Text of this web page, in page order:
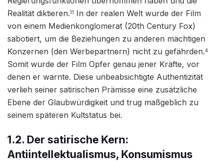
Realität diktieren.11
In der realen Welt wurde der Film
von einem Medienkonglomerat (20th Century Fox)
sabotiert, um die Beziehungen zu anderen mächtigen
Konzernen (den Werbepartnern) nicht zu gefährden.4
Somit wurde der Film Opfer genau jener Kräfte, vor
denen er warnte. Diese unbeabsichtigte Authentizität
verlieh seiner satirischen Prämisse eine zusätzliche
Ebene der Glaubwürdigkeit und trug maßgeblich zu
seinem späteren Kultstatus bei.
1.2. Der satirische Kern:
Antiintellektualismus, Konsumismus